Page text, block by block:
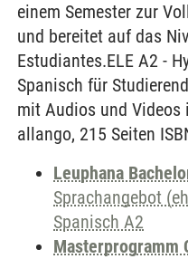
einem Semester zur
und bereitet auf das
Estudiantes.ELE A2 -
Spanisch für
mit Audios und
allango, 215 Seiten
Leuphana
Sprachangebot
Spanisch A2
Masterprogramm